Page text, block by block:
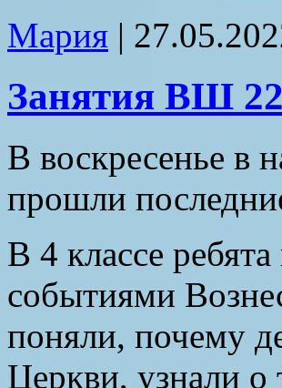
Мария |
Занятия ВШ
В воскресенье в
прошли
В 4 классе
событиями
поняли, почему
Церкви, узнали